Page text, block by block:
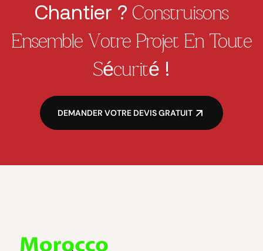
Chantier ? Construisons
Ensemble Votre Projet En Toute
Sécurité !
DEMANDER VOTRE DEVIS GRATUIT